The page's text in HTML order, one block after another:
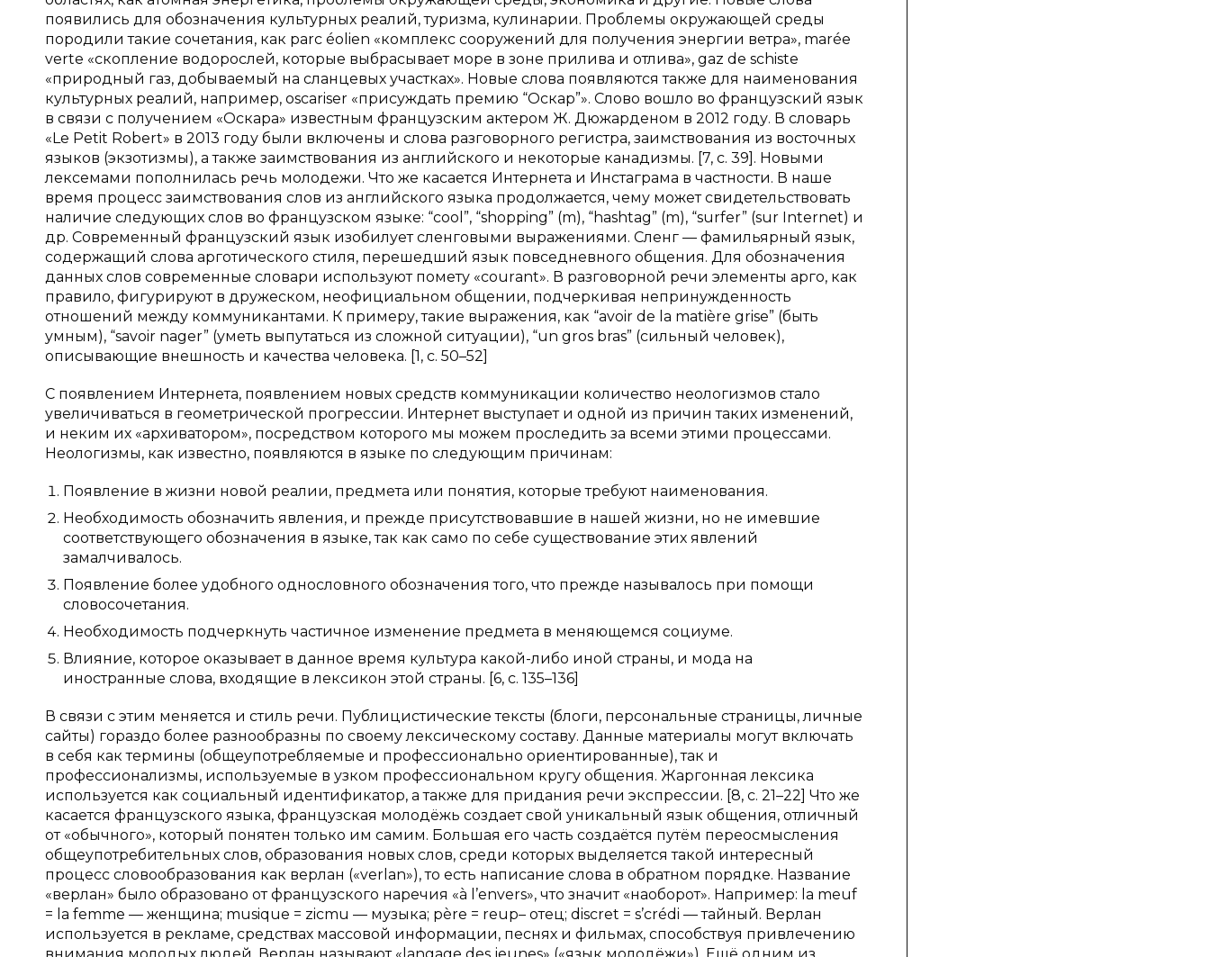
появились для обозначения культурных реалий, туризма, кулинарии. Проблемы окружающей среды
породили такие сочетания, как parc éolien «комплекс сооружений для получения энергии ветра», marée
verte «скопление водорослей, которые выбрасывает море в зоне прилива и отлива», gaz de schiste
«природный газ, добываемый на сланцевых участках». Новые слова появляются также для наименования
культурных реалий, например, oscariser «присуждать премию “Оскар”». Слово вошло во французский язык
в связи с получением «Оскара» известным французским актером Ж. Дюжарденом в 2012 году. В словарь
«Le Petit Robert» в 2013 году были включены и слова разговорного регистра, заимствования из восточных
языков (экзотизмы), а также заимствования из английского и некоторые канадизмы. [7, с. 39]. Новыми
лексемами пополнилась речь молодежи. Что же касается Интернета и Инстаграма в частности. В наше
время процесс заимствования слов из английского языка продолжается, чему может свидетельствовать
наличие следующих слов во французском языке: “cool”, “shopping” (m), “hashtag” (m), “surfer” (sur Internet) и
др. Современный французский язык изобилует сленговыми выражениями. Сленг — фамильярный язык,
содержащий слова aрготического стиля, перешедший язык повседневного общения. Для обозначения
данных слов современные словари используют помету «courаnt». В разговорной речи элементы арго, как
правило, фигурируют в дружеском, неофициальном общении, подчеркивая непринужденность
отношений между коммуникантами. К примеру, такие выражения, как “avoir de la matière grise” (быть
умным), “savoir nager” (уметь выпутаться из сложной ситуации), “un gros bras” (сильный человек),
описывающие внешность и качества человека. [1, с. 50–52]
С появлением Интернета, появлением новых средств коммуникации количество неологизмов стало
увеличиваться в геометрической прогрессии. Интернет выступает и одной из причин таких изменений,
и неким их «архиватором», посредством которого мы можем проследить за всеми этими процессами.
Неологизмы, как известно, появляются в языке по следующим причинам:
Появление в жизни новой реалии, предмета или понятия, которые требуют наименования.
Необходимость обозначить явления, и прежде присутствовавшие в нашей жизни, но не имевшие
соответствующего обозначения в языке, так как само по себе существование этих явлений
замалчивалось.
Появление более удобного однословного обозначения того, что прежде называлось при помощи
словосочетания.
Необходимость подчеркнуть частичное изменение предмета в меняющемся социуме.
Влияние, которое оказывает в данное время культура какой-либо иной страны, и мода на
иностранные слова, входящие в лексикон этой страны. [6, с. 135–136]
В связи с этим меняется и стиль речи. Публицистические тексты (блоги, персональные страницы, личные
сайты) гораздо более разнообразны по своему лексическому составу. Данные материалы могут включать
в себя как термины (общеупотребляемые и профессионально ориентированные), так и
профессионализмы, используемые в узком профессиональном кругу общения. Жаргонная лексика
используется как социальный идентификатор, а также для придания речи экспрессии. [8, с. 21–22] Что же
касается французского языка, французская молодёжь создает свой уникальный язык общения, отличный
от «обычного», который понятен только им самим. Большая его часть создаётся путём переосмысления
общеупотребительных слов, образования новых слов, среди которых выделяется такой интересный
процесс словообразования как верлан («verlan»), то есть написание слова в обратном порядке. Название
«верлан» было образовано от французского наречия «à l’envers», что значит «наоборот». Например: la meuf
= la femme — женщина; musique = zicmu — музыка; père = reup– отец; discret = s’crédi — тайный. Верлан
используется в рекламе, средствах массовой информации, песнях и фильмах, способствуя привлечению